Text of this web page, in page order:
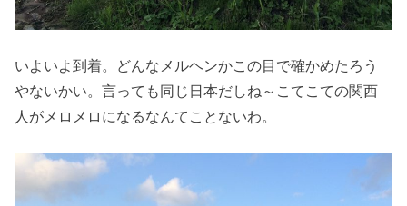
いよいよ到着。どんなメルヘンかこの目で確かめたろう
やないかい。言っても同じ日本だしね～こてこての関西
人がメロメロになるなんてことないわ。